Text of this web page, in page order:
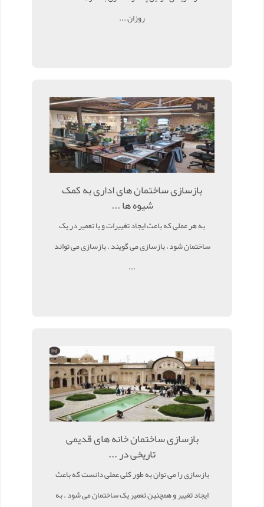
روزان ...
بازسازی ساختمان های اداری به کمک
شیوه ها ...
به هر عملی که باعث ایجاد تغییرات و یا تعمیر در یک
ساختمان شود ، بازسازی می گویند . بازسازی می تواند
...
بازسازی ساختمان خانه های قدیمی
تاریخی در ...
بازسازی را می توان به طور کلی عملی دانست که باعث
ایجاد تغییر و همچنین تعمیر یک ساختمان می شود . به